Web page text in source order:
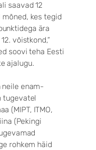
saavad 12
kes tegid
ära
võistkond,“
soovi teha Eesti
ajalugu.
neile enam-
tugevatel
(MIPT, ITMO,
(Pekingi
rohkem häid